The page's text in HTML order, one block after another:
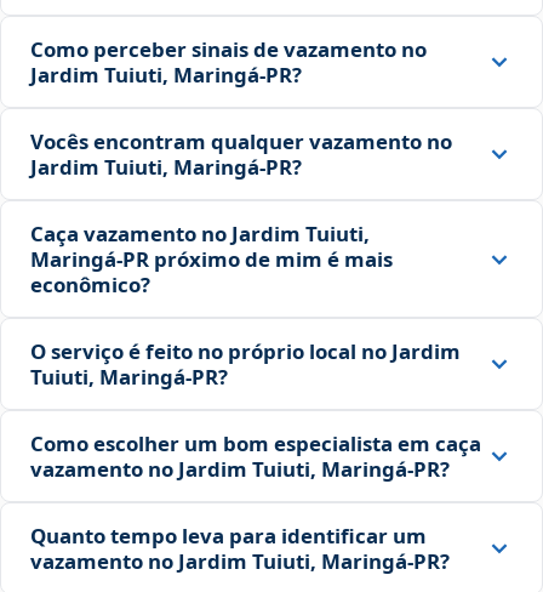
Como perceber sinais de vazamento no
Jardim Tuiuti, Maringá‑PR?
Vocês encontram qualquer vazamento no
Jardim Tuiuti, Maringá‑PR?
Caça vazamento no Jardim Tuiuti,
Maringá‑PR próximo de mim é mais
econômico?
O serviço é feito no próprio local no Jardim
Tuiuti, Maringá‑PR?
Como escolher um bom especialista em caça
vazamento no Jardim Tuiuti, Maringá‑PR?
Quanto tempo leva para identificar um
vazamento no Jardim Tuiuti, Maringá‑PR?